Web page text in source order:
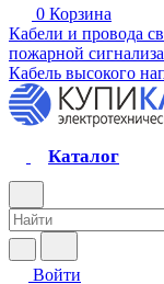
0 Корзина
Кабели и провода
пожарной
Кабель высокого
Каталог
Войти